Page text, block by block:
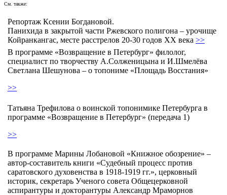
См. также:
Репортаж Ксении Богдановой.
Панихида в закрытой части Ржевского полигона – урочище
Койранкангас, месте расстрелов 20-30 годов XX века >>
В программе «Возвращение в Петербург» филолог,
специалист по творчеству А.Солженицына и И.Шмелёва
Светлана Шешунова – о топониме «Площадь Восстания»
>>
Татьяна Трефилова о воинской топонимике Петербурга в
программе «Возвращение в Петербург» (передача 1)
>>
В программе Марины Лобановой «Книжное обозрение» –
автор-составитель книги «Судебный процесс против
саратовского духовенства в 1918-1919 гг.», церковный
историк, секретарь Ученого совета Общецерковной
аспирантуры и докторантуры Александр Мраморнов